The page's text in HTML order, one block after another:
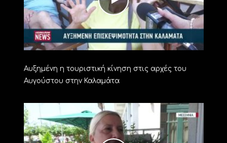
Αυξημένη η τουριστική κίνηση στις αρχές του
Αυγούστου στην Καλαμάτα